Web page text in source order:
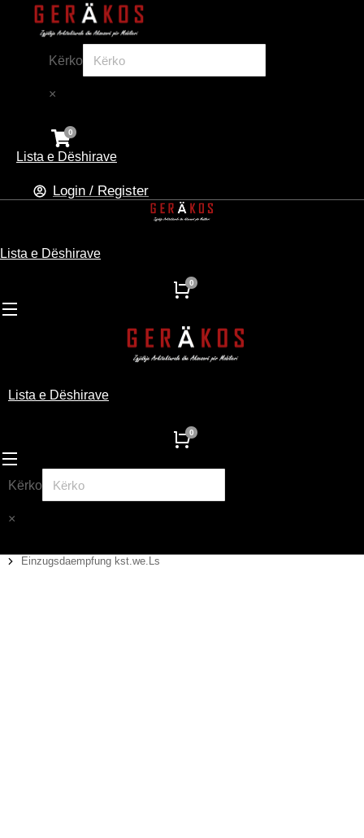
Kërko
×
Lista e Dëshirave
Login / Register
Lista e Dëshirave
Lista e Dëshirave
Kërko
×
You are here:
Einzugsdaempfung kst.we.Ls